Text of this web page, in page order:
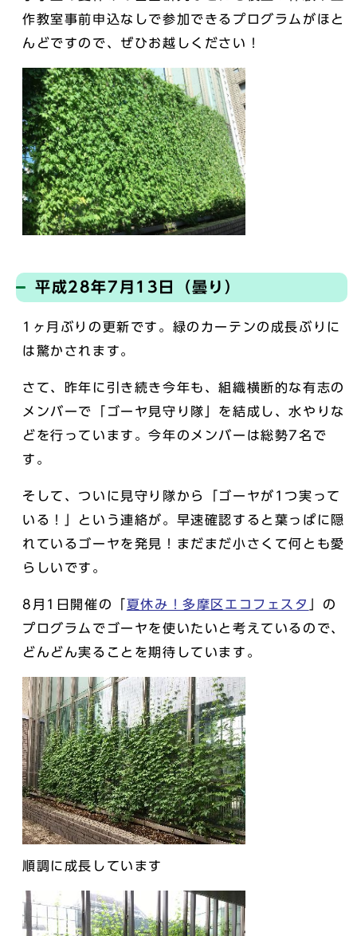
作教室事前申込なしで参加できるプログラムがほと
んどですので、ぜひお越しください！
平成28年7月13日（曇り）
1ヶ月ぶりの更新です。緑のカーテンの成長ぶりに
は驚かされます。
さて、昨年に引き続き今年も、組織横断的な有志の
メンバーで「ゴーヤ見守り隊」を結成し、水やりな
どを行っています。今年のメンバーは総勢7名で
す。
そして、ついに見守り隊から「ゴーヤが1つ実って
いる！」という連絡が。早速確認すると葉っぱに隠
れているゴーヤを発見！まだまだ小さくて何とも愛
らしいです。
8月1日開催の「 夏休み！多摩区エコフェスタ
」の
プログラムでゴーヤを使いたいと考えているので、
どんどん実ることを期待しています。
順調に成長しています